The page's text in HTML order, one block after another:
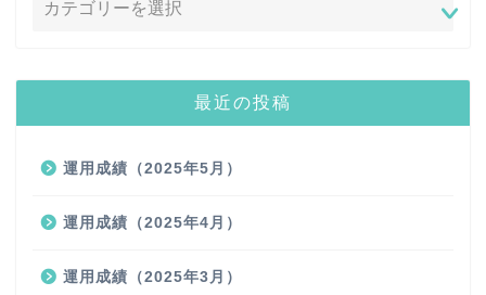
最近の投稿
運用成績（2025年5月）
運用成績（2025年4月）
運用成績（2025年3月）